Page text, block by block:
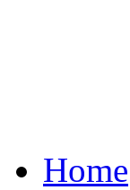
Home